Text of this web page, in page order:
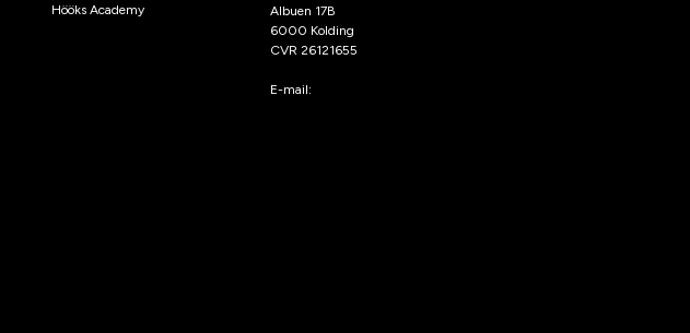
Hööks Academy
Albuen 17B
6000 Kolding
CVR 26121655
E-mail: